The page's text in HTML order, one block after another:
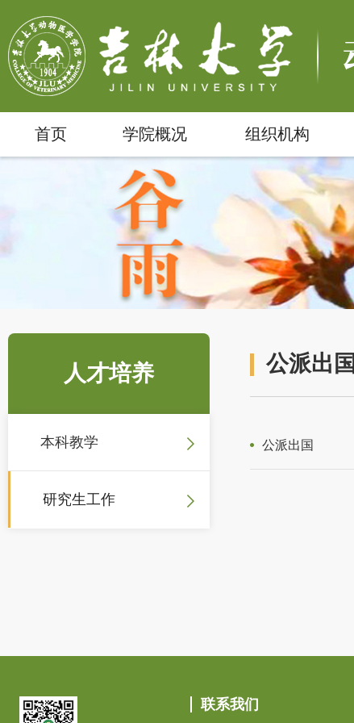
首页 学院概况 组织机构
人才培养
本科教学
研究生工作
公派出国
公派出国
联系我们